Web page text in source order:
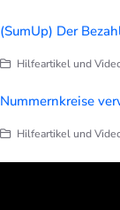
(SumUp) Der
Hilfeartikel und Video-
Nummernkreise
Hilfeartikel und Video-